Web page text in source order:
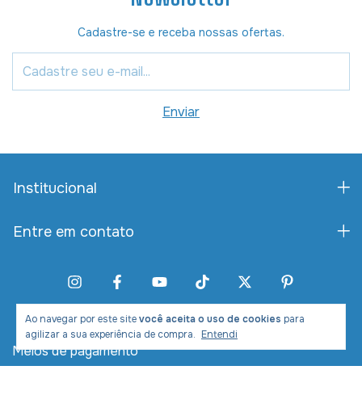
Ao navegar por este sitevocê aceita o uso de cookies para
agilizar a sua experiência de compra. Entendi
Cadastre-se e receba nossas ofertas.
Institucional
Entre em contato
Meios de pagamento